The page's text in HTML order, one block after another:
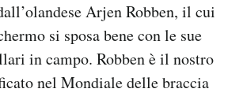
Arjen Robben, il cui
si sposa bene con le sue
in campo. Robben è il nostro
nel Mondiale delle braccia